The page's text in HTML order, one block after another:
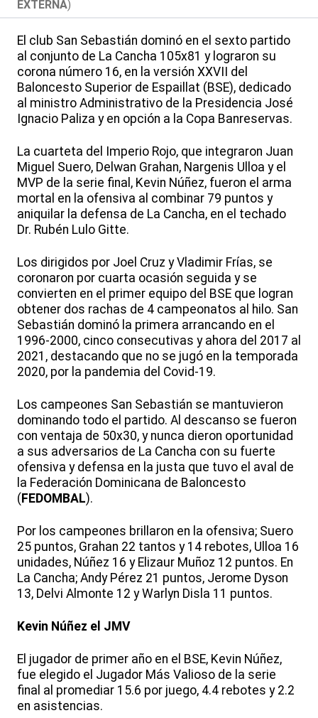
EXTERNA)
El club San Sebastián dominó en el sexto partido
al conjunto de La Cancha 105x81 y lograron su
corona número 16, en la versión XXVII del
Baloncesto Superior de Espaillat (BSE), dedicado
al ministro Administrativo de la Presidencia José
Ignacio Paliza y en opción a la Copa Banreservas.
La cuarteta del Imperio Rojo, que integraron Juan
Miguel Suero, Delwan Grahan, Nargenis Ulloa y el
MVP de la serie final, Kevin Núñez, fueron el arma
mortal en la ofensiva al combinar 79 puntos y
aniquilar la defensa de La Cancha, en el techado
Dr. Rubén Lulo Gitte.
Los dirigidos por Joel Cruz y Vladimir Frías, se
coronaron por cuarta ocasión seguida y se
convierten en el primer equipo del BSE que logran
obtener dos rachas de 4 campeonatos al hilo. San
Sebastián dominó la primera arrancando en el
1996-2000, cinco consecutivas y ahora del 2017 al
2021, destacando que no se jugó en la temporada
2020, por la pandemia del Covid-19.
Los campeones San Sebastián se mantuvieron
dominando todo el partido. Al descanso se fueron
con ventaja de 50x30, y nunca dieron oportunidad
a sus adversarios de La Cancha con su fuerte
ofensiva y defensa en la justa que tuvo el aval de
la Federación Dominicana de Baloncesto
( FEDOMBAL).
Por los campeones brillaron en la ofensiva; Suero
25 puntos, Grahan 22 tantos y 14 rebotes, Ulloa 16
unidades, Núñez 16 y Elizaur Muñoz 12 puntos. En
La Cancha; Andy Pérez 21 puntos, Jerome Dyson
13, Delvi Almonte 12 y Warlyn Disla 11 puntos.
Kevin Núñez el JMV
El jugador de primer año en el BSE, Kevin Núñez,
fue elegido el Jugador Más Valioso de la serie
final al promediar 15.6 por juego, 4.4 rebotes y 2.2
en asistencias.